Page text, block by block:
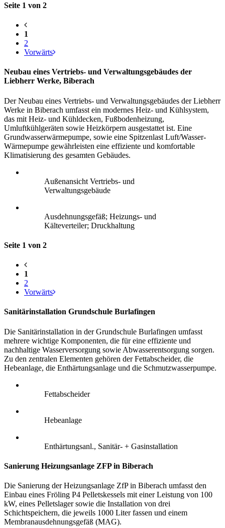
Seite 1 von 2
1
2
Vorwärts
Neubau eines Vertriebs- und Verwaltungsgebäudes der
Liebherr Werke, Biberach
Der Neubau eines Vertriebs- und Verwaltungsgebäudes der Liebherr
Werke in Biberach umfasst ein modernes Heiz- und Kühlsystem,
das mit Heiz- und Kühldecken, Fußbodenheizung,
Umluftkühlgeräten sowie Heizkörpern ausgestattet ist. Eine
Grundwasserwärmepumpe, sowie eine Spitzenlast Luft/Wasser-
Wärmepumpe gewährleisten eine effiziente und komfortable
Klimatisierung des gesamten Gebäudes.
Außenansicht Vertriebs- und
Verwaltungsgebäude
Ausdehnungsgefäß; Heizungs- und
Kälteverteiler; Druckhaltung
Seite 1 von 2
1
2
Vorwärts
Sanitärinstallation Grundschule Burlafingen
Die Sanitärinstallation in der Grundschule Burlafingen umfasst
mehrere wichtige Komponenten, die für eine effiziente und
nachhaltige Wasserversorgung sowie Abwasserentsorgung sorgen.
Zu den zentralen Elementen gehören der Fettabscheider, die
Hebeanlage, die Enthärtungsanlage und die Schmutzwasserpumpe.
Fettabscheider
Hebeanlage
Enthärtungsanl., Sanitär- + Gasinstallation
Sanierung Heizungsanlage ZFP in Biberach
Die Sanierung der Heizungsanlage ZfP in Biberach umfasst den
Einbau eines Fröling P4 Pelletskessels mit einer Leistung von 100
kW, eines Pelletslager sowie die Installation von drei
Schichtspeichern, die jeweils 1000 Liter fassen und einem
Membranausdehnungsgefäß (MAG).